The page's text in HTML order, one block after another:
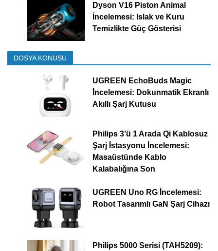
Dyson V16 Piston Animal
İncelemesi: Islak ve Kuru
Temizlikte Güç Gösterisi
DOSYA KONUSU
UGREEN EchoBuds Magic
İncelemesi: Dokunmatik Ekranlı
Akıllı Şarj Kutusu
Philips 3’ü 1 Arada Qi Kablosuz
Şarj İstasyonu İncelemesi:
Masaüstünde Kablo
Kalabalığına Son
UGREEN Uno RG İncelemesi:
Robot Tasarımlı GaN Şarj Cihazı
Philips 5000 Serisi (TAH5209):